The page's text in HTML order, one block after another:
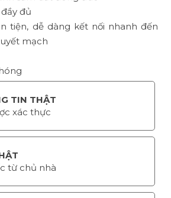
đủ
tiện, dễ dàng kết nối nhanh đến
mạch
TIN THẬT
xác thực
từ chủ nhà